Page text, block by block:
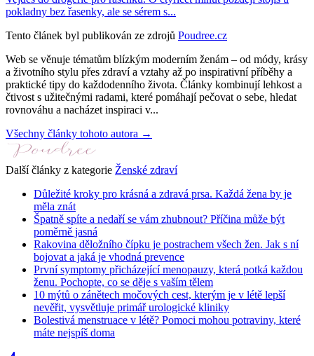
pokladny bez řasenky, ale se sérem s...
Tento článek byl publikován ze zdrojů Poudree.cz
Web se věnuje tématům blízkým moderním ženám – od módy, krásy
a životního stylu přes zdraví a vztahy až po inspirativní příběhy a
praktické tipy do každodenního života. Články kombinují lehkost a
čtivost s užitečnými radami, které pomáhají pečovat o sebe, hledat
rovnováhu a nacházet inspiraci v...
Všechny články tohoto autora →
Další články z kategorie Ženské zdraví
Důležité kroky pro krásná a zdravá prsa. Každá žena by je
měla znát
Špatně spíte a nedaří se vám zhubnout? Příčina může být
poměrně jasná
Rakovina děložního čípku je postrachem všech žen. Jak s ní
bojovat a jaká je vhodná prevence
První symptomy přicházející menopauzy, která potká každou
ženu. Pochopte, co se děje s vaším tělem
10 mýtů o zánětech močových cest, kterým je v létě lepší
nevěřit, vysvětluje primář urologické kliniky
Bolestivá menstruace v létě? Pomoci mohou potraviny, které
máte nejspíš doma